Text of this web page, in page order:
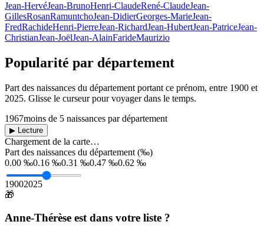
Jean-HervéJean-BrunoHenri-ClaudeRené-ClaudeJean-
GillesRosanRamuntchoJean-DidierGeorges-MarieJean-
FredRachideHenri-PierreJean-RichardJean-HubertJean-PatriceJean-
ChristianJean-JoëlJean-AlainFarideMaurizio
Popularité par département
Part des naissances du département portant ce prénom, entre 1900 et
2025. Glisse le curseur pour voyager dans le temps.
1967moins de 5 naissances par département
▶ Lecture
Chargement de la carte…
Part des naissances du département (‰)
0.00 ‰0.16 ‰0.31 ‰0.47 ‰0.62 ‰
19002025
🎁
Anne-Thérèse est dans votre liste ?